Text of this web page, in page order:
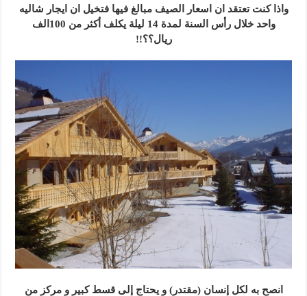
واذا كنت تعتقد ان اسعار الصيف مبالغ فيها فتخيل ان ايجار شاليه
واحد خلال رأس السنة لمدة 14 ليلة يكلف أكثر من 100الف
ريال؟؟!!
انصح به لكل إنسان (مقتدر) و يحتاج إلى قسط كبير و مركز من